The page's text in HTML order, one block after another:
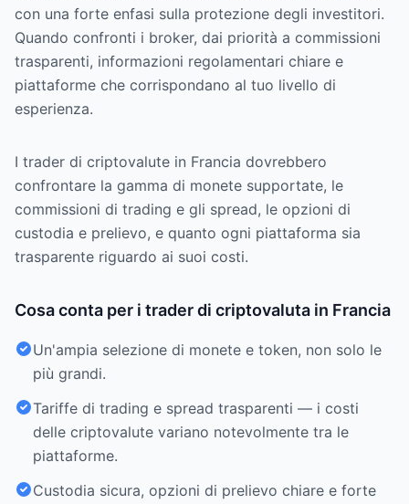
con una forte enfasi sulla protezione degli investitori.
Quando confronti i broker, dai priorità a commissioni
trasparenti, informazioni regolamentari chiare e
piattaforme che corrispondano al tuo livello di
esperienza.
I trader di criptovalute in Francia dovrebbero
confrontare la gamma di monete supportate, le
commissioni di trading e gli spread, le opzioni di
custodia e prelievo, e quanto ogni piattaforma sia
trasparente riguardo ai suoi costi.
Cosa conta per i trader di criptovaluta in Francia
Un'ampia selezione di monete e token, non solo le
più grandi.
Tariffe di trading e spread trasparenti — i costi
delle criptovalute variano notevolmente tra le
piattaforme.
Custodia sicura, opzioni di prelievo chiare e forte